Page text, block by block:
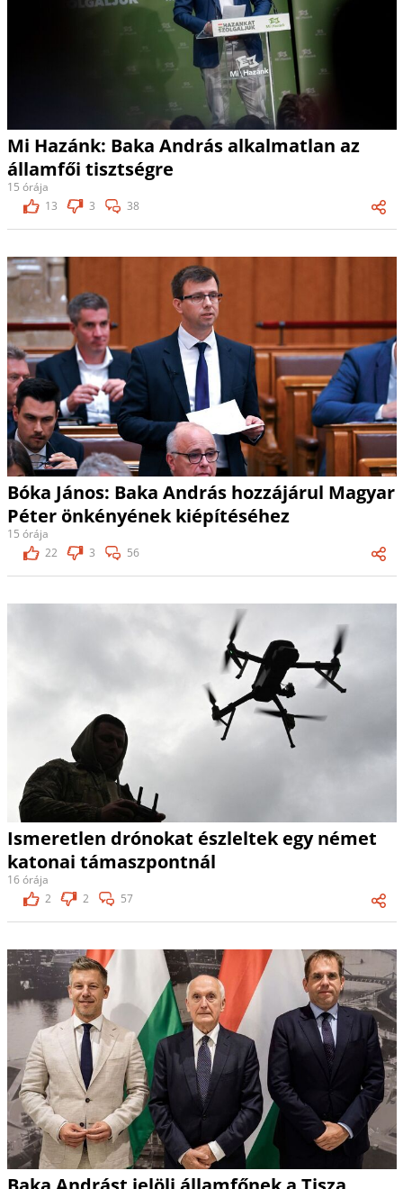
Mi Hazánk: Baka András alkalmatlan az
államfői tisztségre
15 órája
13
3 38
Bóka János: Baka András hozzájárul Magyar
Péter önkényének kiépítéséhez
15 órája
22
3 56
Ismeretlen drónokat észleltek egy német
katonai támaszpontnál
16 órája
2
2 57